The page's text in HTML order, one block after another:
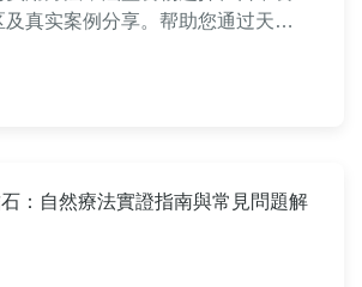
真实案例分享。帮助您通过天然
解决所有疑虑。内容基于实际经